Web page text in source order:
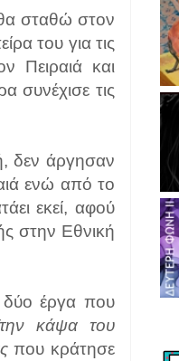
σταθώ στον
του για τις
Πειραιά και
συνέχισε τις
δεν άργησαν
ενώ από το
εκεί, αφού
στην Εθνική
δύο έργα που
κάψα του
που κράτησε